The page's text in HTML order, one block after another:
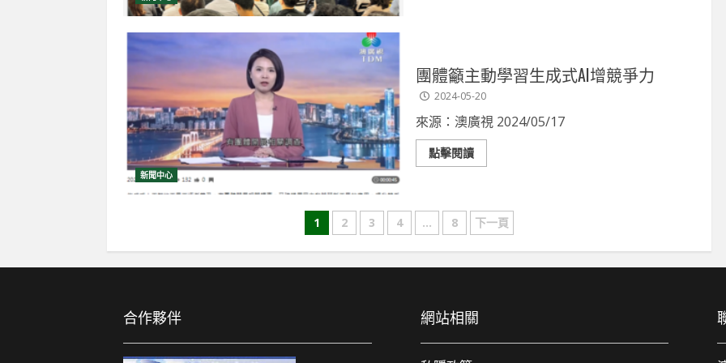
新聞中心
團體籲主動學習生成式AI增競爭力
2024-05-20
來源：澳廣視 2024/05/17
點擊閱讀
文
章
1 2 3 4 ... 8 下一頁
合作夥伴 網站相關